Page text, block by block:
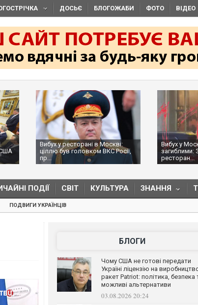
ДОСЬЄ БЛОГОЖАБИ ФОТО ВІДЕО
США
Вибух у ресторані в Москві:
ціллю був головком ВКС Росії,
пр...
Вибух у
загиблими:
ресторан...
ПОДІЇ СВІТ КУЛЬТУРА ЗНАННЯ
ПОДВИГИ УКРАЇНЦІВ
БЛОГИ
Чому США не готові передати
Україні ліцензію на
ракет Patriot: політика, безпека
можливі альтернативи
03.08.2026 20:24